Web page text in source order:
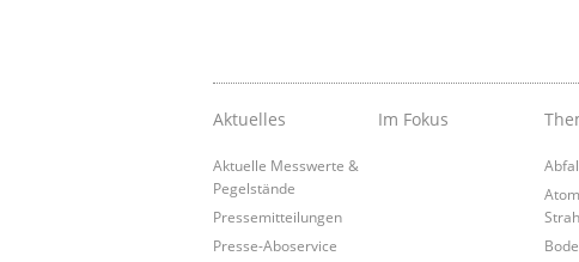
Aktuelles
Aktuelle Messwerte &
Pegelstände
Pressemitteilungen
Presse-Aboservice
Im Fokus